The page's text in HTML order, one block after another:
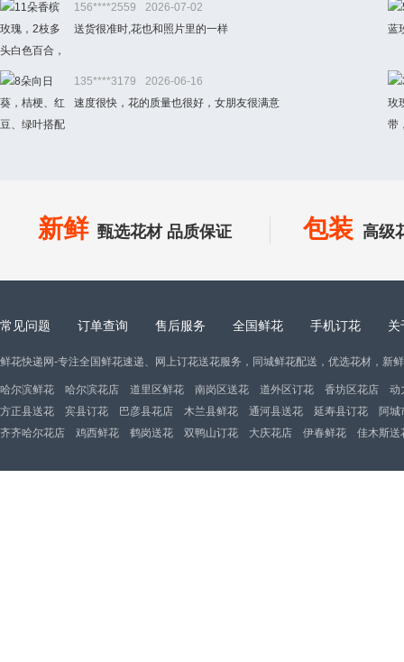
156****2559
2026-07-02
送货很准时,花也和照片里的一样
135****3179
2026-06-16
速度很快，花的质量也很好，女朋友很满意
新鲜 甄选花材 品质保证 包装 高级
常见问题 订单查询 售后服务 全国鲜花 手机订花 关
鲜花快递网-专注全国鲜花速递、网上订花送花服务，同城鲜花配送，优选花材，新
哈尔滨鲜花 哈尔滨花店 道里区鲜花 南岗区送花 道外区订花 香坊区花店
动
方正县送花
宾县订花 巴彦县花店 木兰县鲜花 通河县送花 延寿县订花
阿城
齐齐哈尔花店
鸡西鲜花 鹤岗送花 双鸭山订花 大庆花店 伊春鲜花 佳木斯送